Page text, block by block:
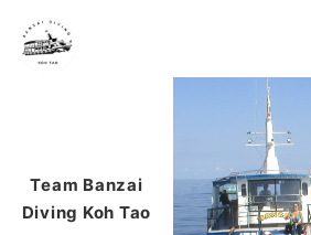
Team Banzai
Diving Koh Tao